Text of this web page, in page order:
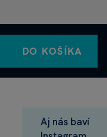
DO KOŠÍKA
Aj nás baví